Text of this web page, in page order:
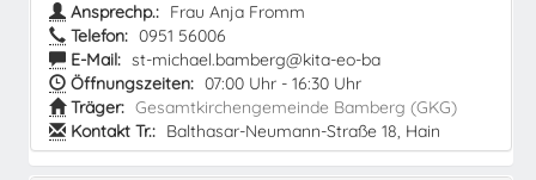
Ansprechp.: Frau Anja Fromm
Telefon: 0951 56006
E-Mail: st-michael.bamberg@kita-eo-ba
Öffnungszeiten: 07:00 Uhr - 16:30 Uhr
Träger: Gesamtkirchengemeinde Bamberg (GKG)
Kontakt Tr.: Balthasar-Neumann-Straße 18, Hain